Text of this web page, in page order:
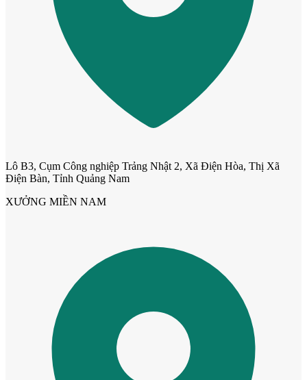
CỬA NHỰA
Cửa Nhựa Gỗ Composite
Cửa Nhựa Đài Loan
Lô B3, Cụm Công nghiệp Trảng Nhật 2, Xã Điện Hòa, Thị Xã
Điện Bàn, Tỉnh Quảng Nam
XƯỞNG MIỀN NAM